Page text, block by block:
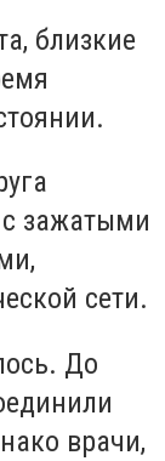
близкие
зажатыми
сети.
До
врачи,